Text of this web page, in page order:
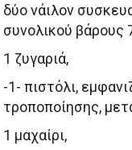
δύο νάιλον
συνολικού βάρους
1 ζυγαριά,
-1- πιστόλι,
τροποποίησης,
1 μαχαίρι,